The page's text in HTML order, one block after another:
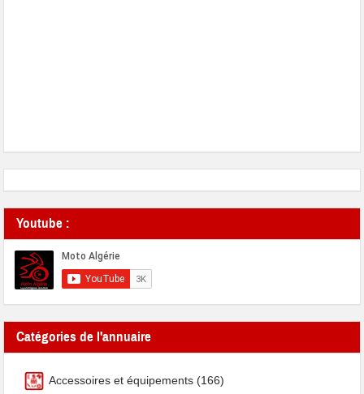
Youtube :
Catégories de l'annuaire
Accessoires et équipements (166)